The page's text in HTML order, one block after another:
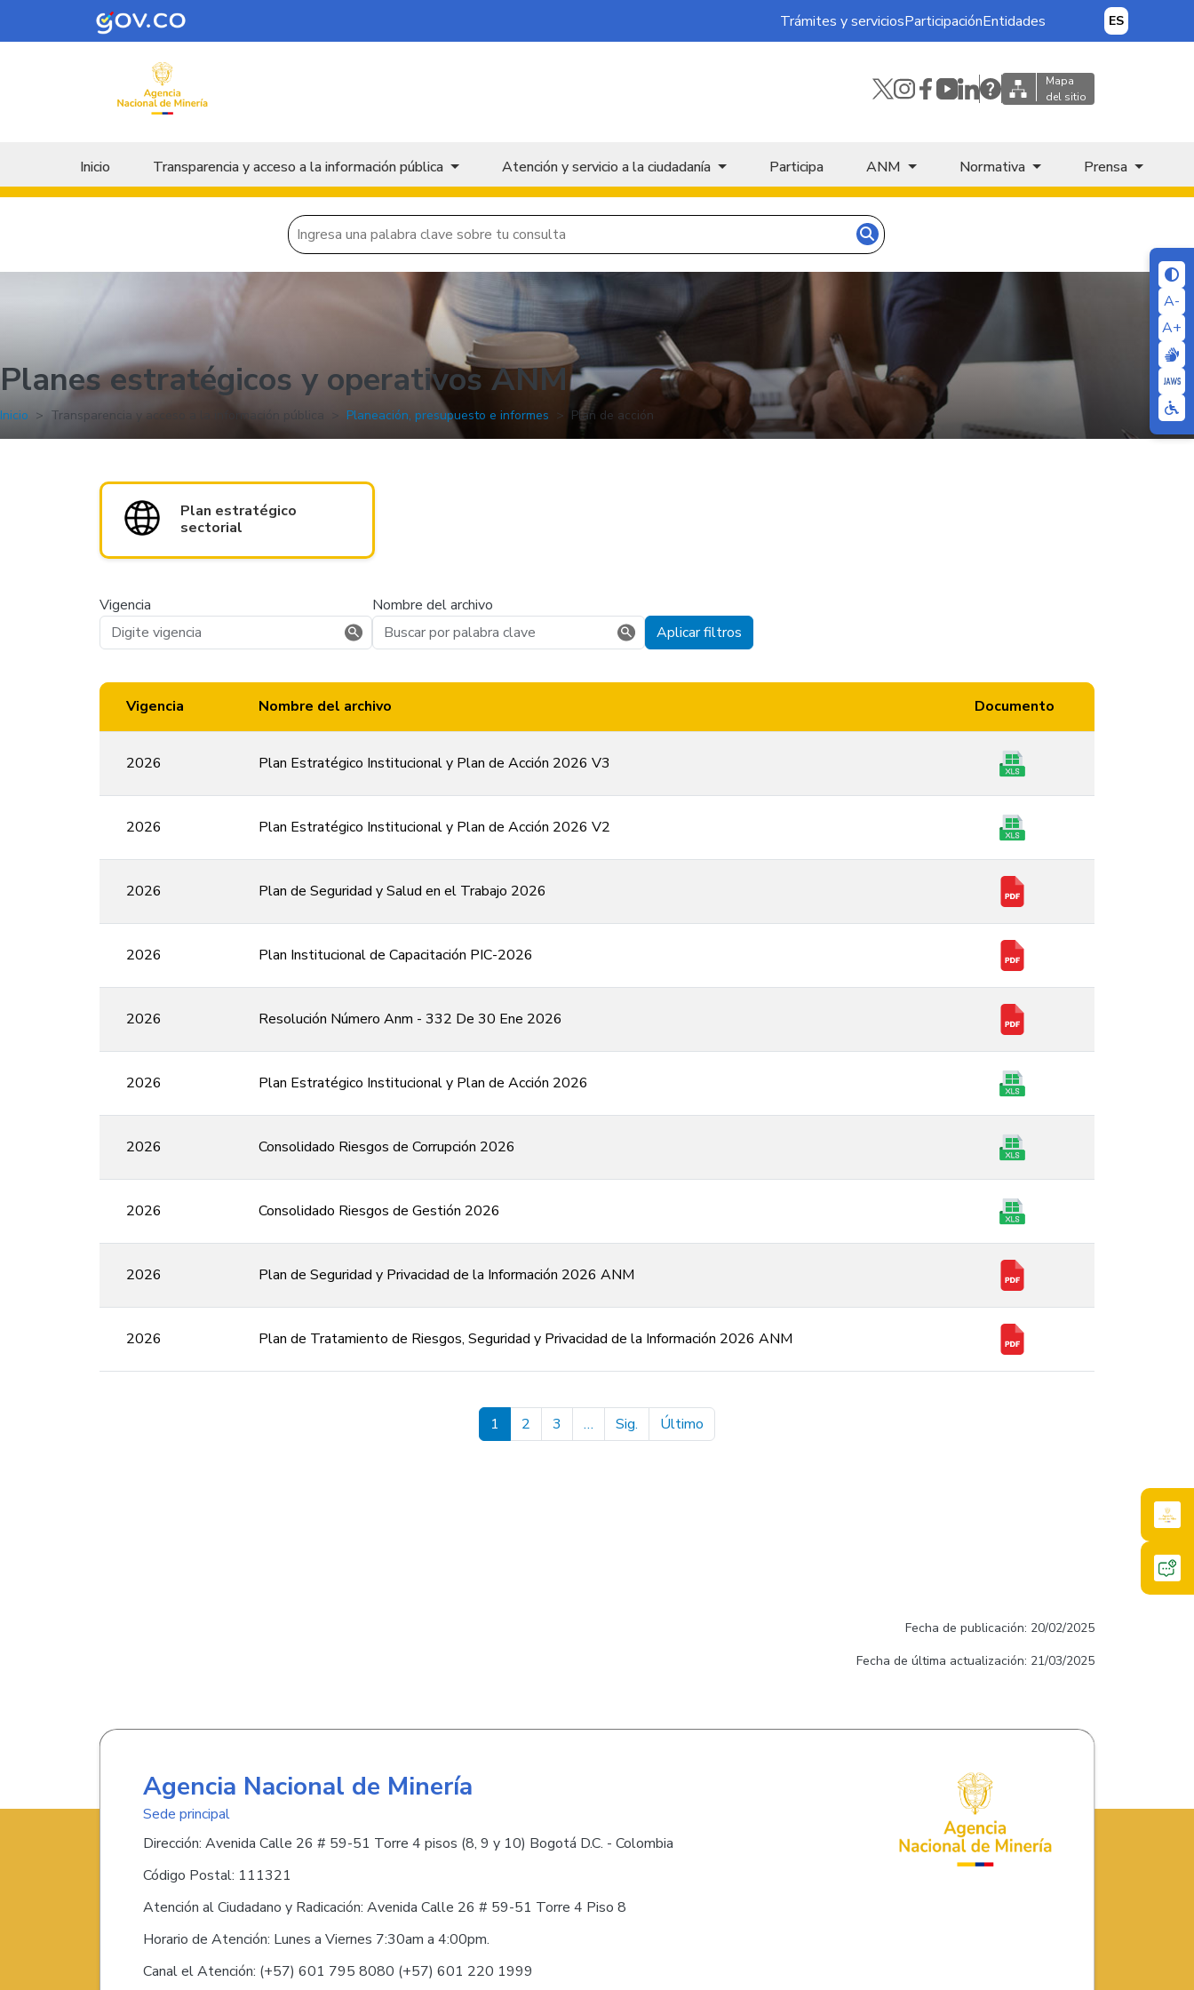
Skip to main content
A-
A+
Trámites y serviciosParticipaciónEntidades ES
Mapa
del sitio
Menu principal
Inicio Transparencia y acceso a la información pública Atención y servicio a la ciudadanía Participa ANM Normativa Prensa
Planes estratégicos y operativos ANM
Inicio Transparencia y acceso a la información pública Planeación, presupuesto e informes Plan de acción
Plan estratégico
sectorial
Vigencia
Nombre del archivo
Aplicar filtros
Vigencia Nombre del archivo Documento
2026 Plan Estratégico Institucional y Plan de Acción 2026 V3
2026 Plan Estratégico Institucional y Plan de Acción 2026 V2
2026 Plan de Seguridad y Salud en el Trabajo 2026
2026 Plan Institucional de Capacitación PIC-2026
2026 Resolución Número Anm - 332 De 30 Ene 2026
2026 Plan Estratégico Institucional y Plan de Acción 2026
2026 Consolidado Riesgos de Corrupción 2026
2026 Consolidado Riesgos de Gestión 2026
2026 Plan de Seguridad y Privacidad de la Información 2026 ANM
2026 Plan de Tratamiento de Riesgos, Seguridad y Privacidad de la Información 2026 ANM
Pagination
1 2 3 … Sig. Next page
Último
Fecha de publicación: 20/02/2025
Fecha de última actualización: 21/03/2025
Agencia Nacional de Minería
Sede principal
Dirección: Avenida Calle 26 # 59-51 Torre 4 pisos (8, 9 y 10) Bogotá D.C. - Colombia
Código Postal: 111321
Atención al Ciudadano y Radicación: Avenida Calle 26 # 59-51 Torre 4 Piso 8
Horario de Atención: Lunes a Viernes 7:30am a 4:00pm.
Canal el Atención: (+57) 601 795 8080 (+57) 601 220 1999